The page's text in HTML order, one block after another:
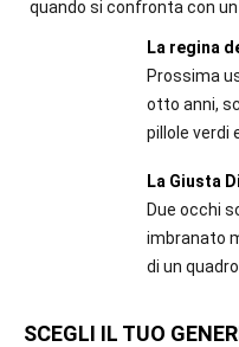
quando si confronta con
La regina
Prossima
otto anni,
pillole verdi
La Giusta
Due occhi
imbranato
di un
SCEGLI IL TUO